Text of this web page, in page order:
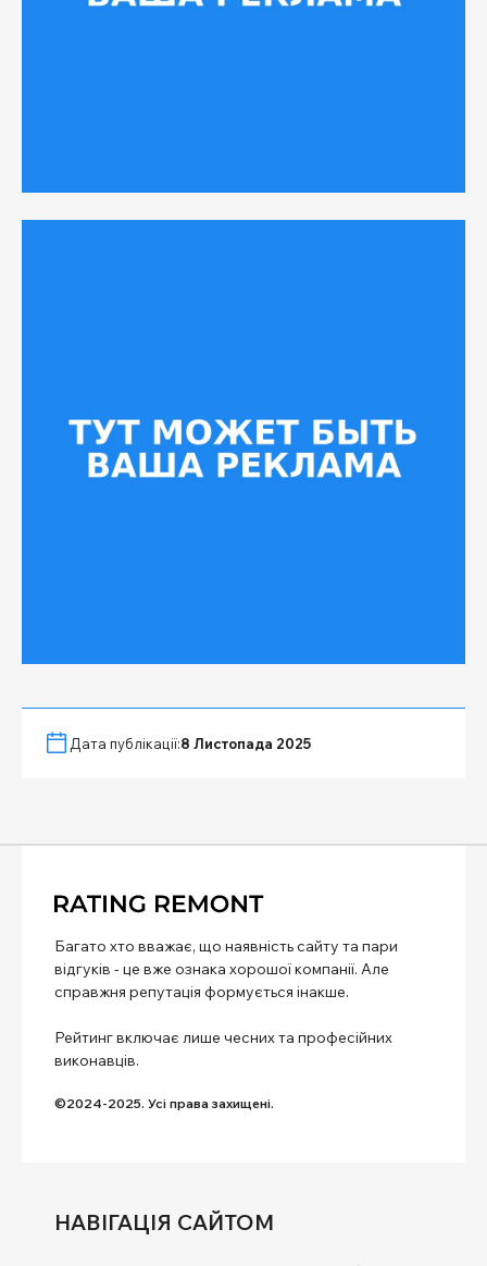
Дата публікації:8 Листопада 2025
Багато хто вважає, що наявність сайту та пари
відгуків - це вже ознака хорошої компанії. Але
справжня репутація формується інакше.
Рейтинг включає лише чесних та професійних
виконавців.
©2024-2025. Усі права захищені.
НАВІГАЦІЯ САЙТОМ